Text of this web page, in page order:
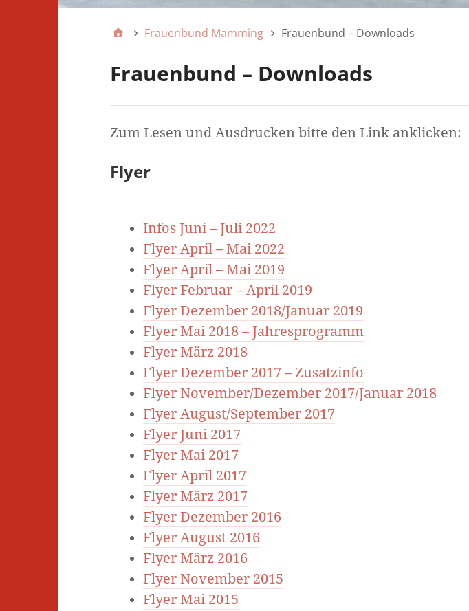
Frauenbund Mamming Frauenbund – Downloads
Frauenbund – Downloads
Zum Lesen und Ausdrucken bitte den Link anklicken:
Flyer
Infos Juni – Juli 2022
Flyer April – Mai 2022
Flyer April – Mai 2019
Flyer Februar – April 2019
Flyer Dezember 2018/Januar 2019
Flyer Mai 2018 – Jahresprogramm
Flyer März 2018
Flyer Dezember 2017 – Zusatzinfo
Flyer November/Dezember 2017/Januar 2018
Flyer August/September 2017
Flyer Juni 2017
Flyer Mai 2017
Flyer April 2017
Flyer März 2017
Flyer Dezember 2016
Flyer August 2016
Flyer März 2016
Flyer November 2015
Flyer Mai 2015